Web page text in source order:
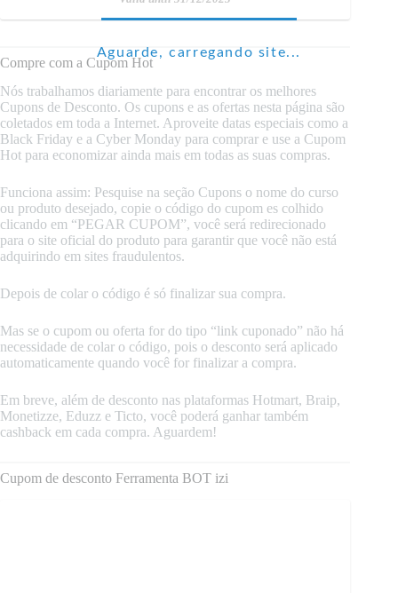
Aguarde, carregando site...
Compre com a Cupom Hot
Nós trabalhamos diariamente para encontrar os melhores
Cupons de Desconto. Os cupons e as ofertas nesta página são
coletados em toda a Internet. Aproveite datas especiais como a
Black Friday e a Cyber Monday para comprar e use a Cupom
Hot para economizar ainda mais em todas as suas compras.
Funciona assim: Pesquise na seção Cupons o nome do curso
ou produto desejado, copie o código do cupom es colhido
clicando em “PEGAR CUPOM”, você será redirecionado
para o site oficial do produto para garantir que você não está
adquirindo em sites fraudulentos.
Depois de colar o código é só finalizar sua compra.
Mas se o cupom ou oferta for do tipo “link cuponado” não há
necessidade de colar o código, pois o desconto será aplicado
automaticamente quando você for finalizar a compra.
Em breve, além de desconto nas plataformas Hotmart, Braip,
Monetizze, Eduzz e Ticto, você poderá ganhar também
cashback em cada compra. Aguardem!
Cupom de desconto Ferramenta BOT izi